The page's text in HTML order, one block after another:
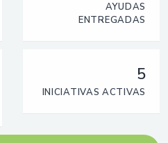
AYUDAS
ENTREGADAS
5
INICIATIVAS ACTIVAS